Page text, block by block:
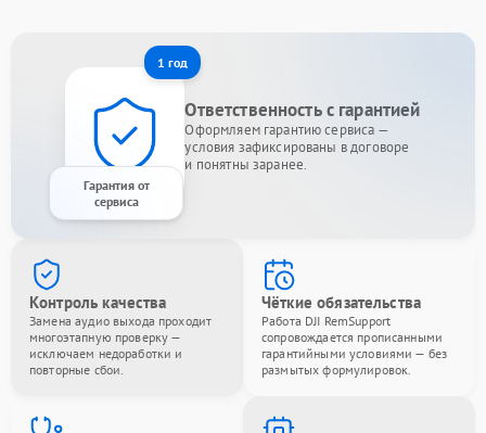
1 год
Гарантия от
сервиса
Ответственность с гарантией
Оформляем гарантию сервиса —
условия зафиксированы в договоре
и понятны заранее.
Контроль качества
Замена аудио выхода проходит
многоэтапную проверку —
исключаем недоработки и
повторные сбои.
Чёткие обязательства
Работа DJI RemSupport
сопровождается прописанными
гарантийными условиями — без
размытых формулировок.